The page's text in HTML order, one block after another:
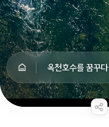
옥천호수를 꿈꾸다
콘텐츠 만족도 조사